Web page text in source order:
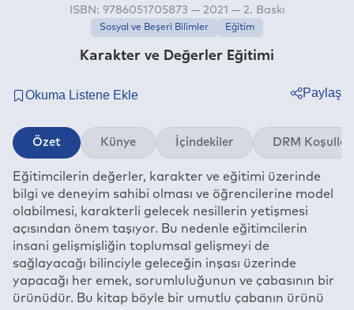
Karakter ve Değerler Eğitimi
ISBN: 9786051705873 — 2021 — 2. Baskı
Sosyal ve Beşeri Bilimler Eğitim
Paylaş
Twitter
Linkedin
Whatsapp
Telegram
E-mail
Özet Künye İçindekiler DRM Koşulları
Eğitimcilerin değerler, karakter ve eğitimi üzerinde
bilgi ve deneyim sahibi olması ve öğrencilerine model
olabilmesi, karakterli gelecek nesillerin yetişmesi
açısından önem taşıyor. Bu nedenle eğitimcilerin
insani gelişmişliğin toplumsal gelişmeyi de
sağlayacağı bilinciyle geleceğin inşası üzerinde
yapacağı her emek, sorumluluğunun ve çabasının bir
ürünüdür. Bu kitap böyle bir umutlu çabanın ürünü